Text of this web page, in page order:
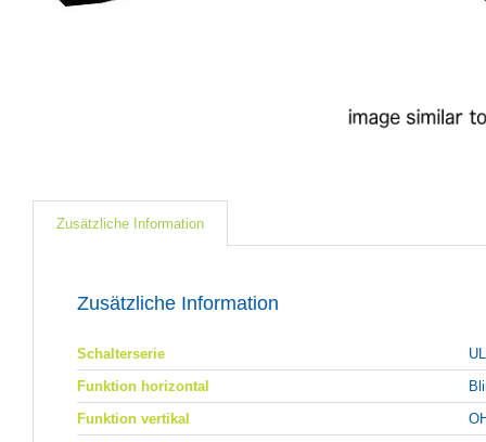
Zusätzliche Information
Zusätzliche Information
Schalterserie
Funktion horizontal
Funktion vertikal